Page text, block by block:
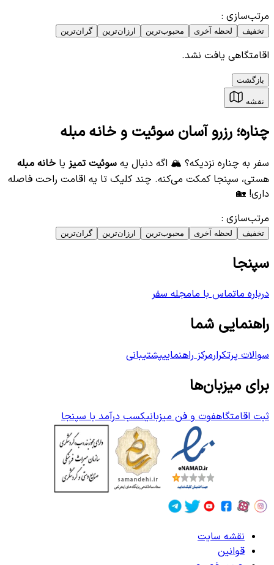
مرتب‌سازی :
تخفیف لحظه آخری محبوب‌ترین ارزان‌ترین گران‌ترین
اقامتگاهی یافت نشد.
بازگشت
نقشه
چناره؛ رزرو آسان سوئیت و خانه مبله
سفر به چناره نزدیکه؟ 🏔️ اگه دنبال یه سوئیت تمیز یا خانه مبله
هستی، سپنجا کمکت می‌کنه. چند کلیک تا یه اقامت راحت فاصله
داری! 🏡
مرتب‌سازی :
تخفیف لحظه آخری محبوب‌ترین ارزان‌ترین گران‌ترین
سپنجا
درباره ماتماس با مامجله سفر
راهنمایی شما
سوالات پرتکرارمرکز راهنماییپشتیبانی
برای میزبان‌ها
ثبت اقامتگاهفوت و فن میزبانیکسب درآمد با سپنجا
نقشه سایت
قوانین